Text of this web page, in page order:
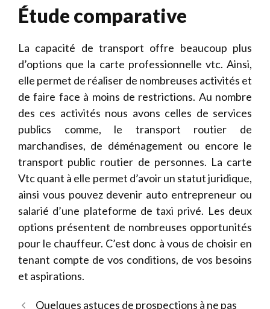
Étude comparative
La capacité de transport offre beaucoup plus
d’options que la carte professionnelle vtc. Ainsi,
elle permet de réaliser de nombreuses activités et
de faire face à moins de restrictions. Au nombre
des ces activités nous avons celles de services
publics comme, le transport routier de
marchandises, de déménagement ou encore le
transport public routier de personnes. La carte
Vtc quant à elle permet d’avoir un statut juridique,
ainsi vous pouvez devenir auto entrepreneur ou
salarié d’une plateforme de taxi privé. Les deux
options présentent de nombreuses opportunités
pour le chauffeur. C’est donc à vous de choisir en
tenant compte de vos conditions, de vos besoins
et aspirations.
Quelques astuces de prospections à ne pas